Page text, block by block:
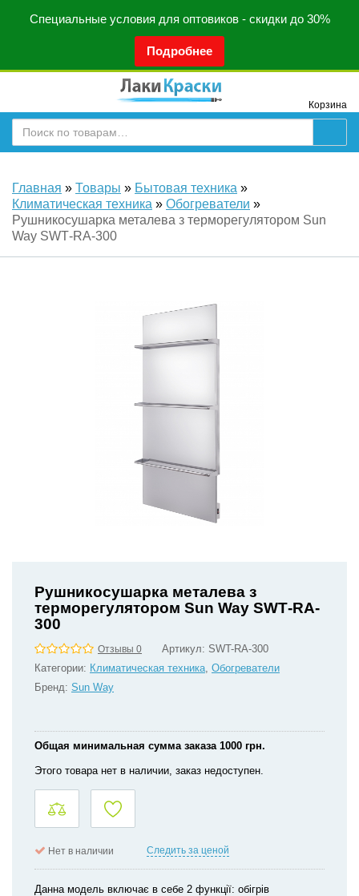
Специальные условия для оптовиков - скидки до 30%
Подробнее
Корзина
Главная » Товары » Бытовая техника »
Климатическая техника » Обогреватели »
Рушникосушарка металева з терморегулятором Sun
Way SWТ-RA-300
Рушникосушарка металева з
терморегулятором Sun Way SWТ-RA-
300
Отзывы 0 Артикул: SWT-RA-300
Категории: Климатическая техника, Обогреватели
Бренд: Sun Way
Общая минимальная сумма заказа 1000 грн.
Этого товара нет в наличии, заказ недоступен.
Нет в наличии Следить за ценой
Данна модель включає в себе 2 функції: обігрів